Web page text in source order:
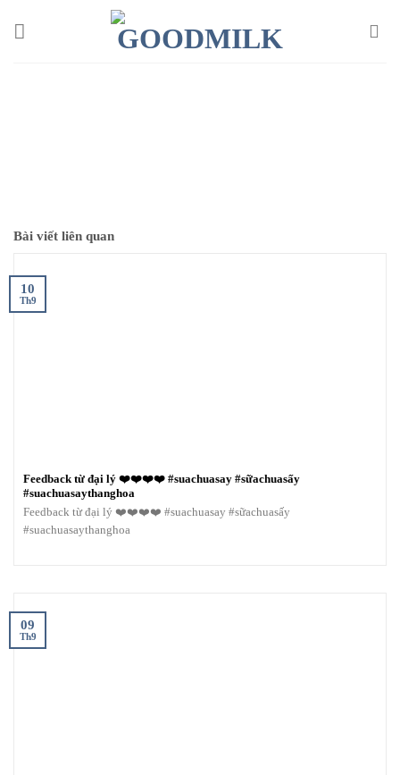
Bài viết liên quan
Feedback từ đại lý ❤️❤️❤️❤️ #suachuasay #sữachuasấy
#suachuasaythanghoa
Feedback từ đại lý ❤️❤️❤️❤️ #suachuasay #sữachuasấy
#suachuasaythanghoa
10
Th9
09
Th9